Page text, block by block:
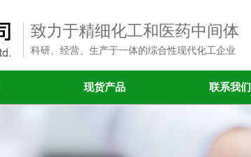
致力于精细化工和医药中间体
科研、经营、生产于一体的综合性现代化工企业
现货产品 联系我们